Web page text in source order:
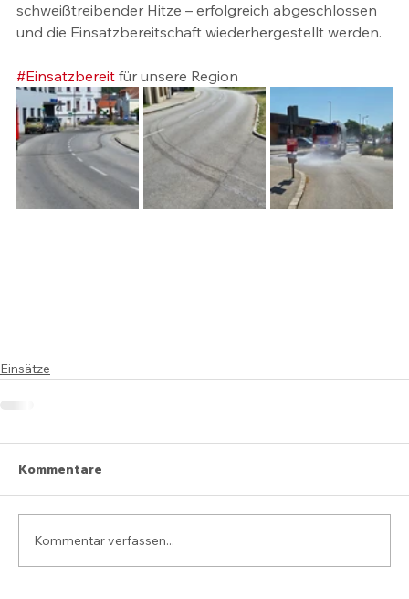
schweißtreibender Hitze – erfolgreich abgeschlossen
und die Einsatzbereitschaft wiederhergestellt werden.
#Einsatzbereit für unsere Region
Einsätze
Kommentare
Kommentar verfassen...